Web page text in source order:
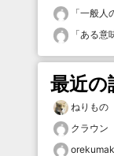
「一般人
「ある意
最近の
ねりもの
クラウン